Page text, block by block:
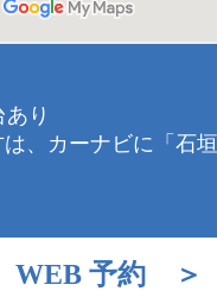
り
、カーナビに「石
WEB 予約 ＞